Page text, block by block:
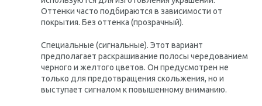
Оттенки часто подбираются в зависимости от
покрытия. Без оттенка (прозрачный).
Специальные (сигнальные). Этот вариант
предполагает раскрашивание полосы чередованием
черного и желтого цветов. Он предусмотрен не
только для предотвращения скольжения, но и
выступает сигналом к ​​повышенному вниманию.